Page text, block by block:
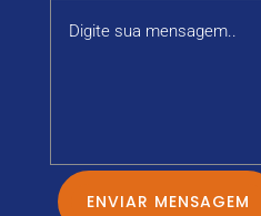
ENVIAR MENSAGEM